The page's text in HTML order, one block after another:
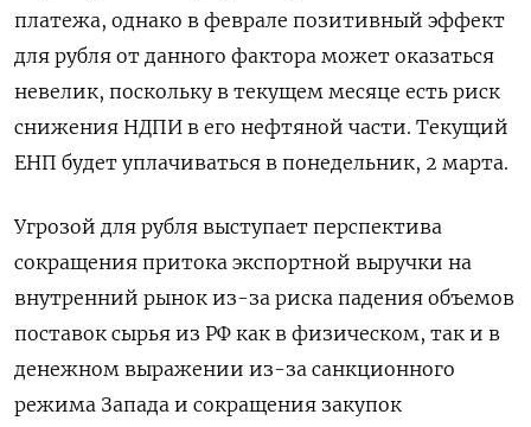
платежа, однако в феврале позитивный эффект
для ​рубля от данного фактора может оказаться
невелик, ⁠поскольку в текущем месяце есть риск
снижения НДПИ в его нефтяной части. Текущий
ЕНП будет уплачиваться в понедельник, 2 марта.
Угрозой для рубля выступает перспектива
сокращения ‌притока экспортной выручки на
внутренний рынок из-за риска падения объемов
поставок сырья из РФ как в ‌физическом, так и в
денежном выражении из-за санкционного
режима Запада и сокращения закупок